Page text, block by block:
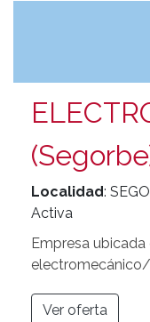
Localidad:
Activa
Empresa
electromecánico/
Ver oferta